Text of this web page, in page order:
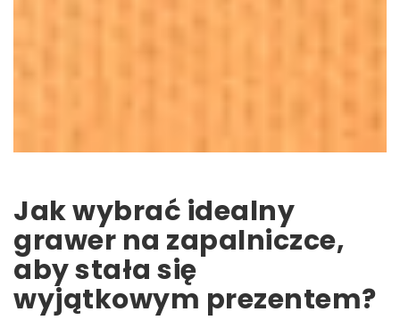
Jak wybrać idealny
grawer na zapalniczce,
aby stała się
wyjątkowym prezentem?